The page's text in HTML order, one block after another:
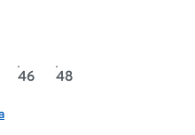
46 48